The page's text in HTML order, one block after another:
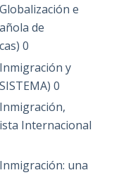
e
de
0
y
0
Internacional
una